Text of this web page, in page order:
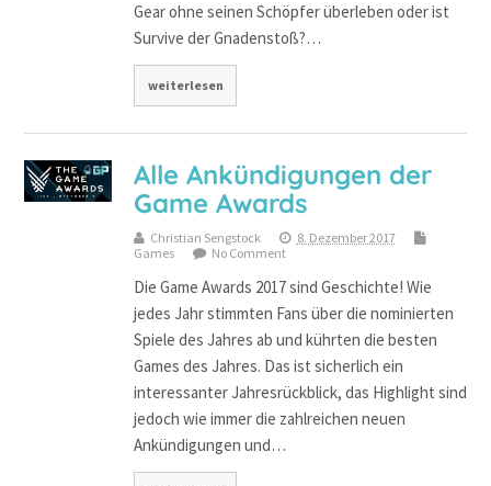
Gear ohne seinen Schöpfer überleben oder ist
Survive der Gnadenstoß?…
weiterlesen
Alle Ankündigungen der
Game Awards
Christian Sengstock
8. Dezember 2017
Games
No Comment
Die Game Awards 2017 sind Geschichte! Wie
jedes Jahr stimmten Fans über die nominierten
Spiele des Jahres ab und kührten die besten
Games des Jahres. Das ist sicherlich ein
interessanter Jahresrückblick, das Highlight sind
jedoch wie immer die zahlreichen neuen
Ankündigungen und…